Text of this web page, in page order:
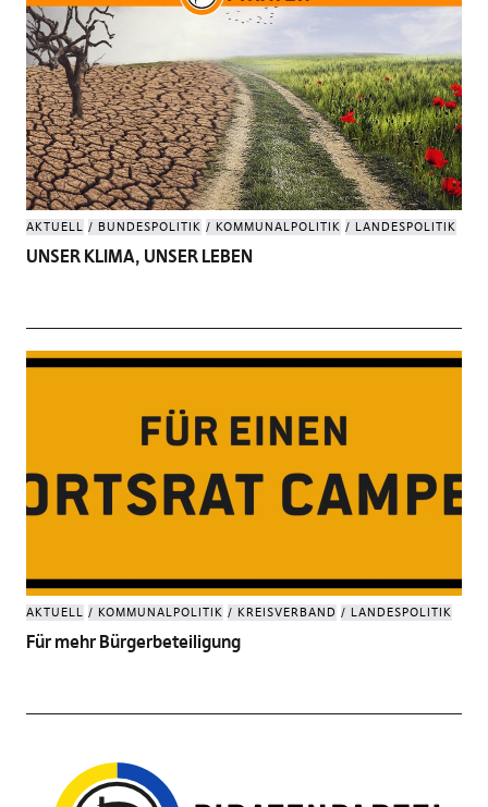
AKTUELL BUNDESPOLITIK KOMMUNALPOLITIK LANDESPOLITIK
UNSER KLIMA, UNSER LEBEN
AKTUELL KOMMUNALPOLITIK KREISVERBAND LANDESPOLITIK
Für mehr Bürgerbeteiligung